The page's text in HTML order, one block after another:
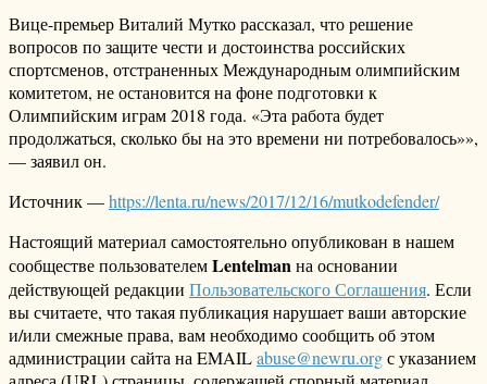
Вице-премьер Виталий Мутко рассказал, что решение
вопросов по защите чести и достоинства российских
спортсменов, отстраненных Международным олимпийским
комитетом, не остановится на фоне подготовки к
Олимпийским играм 2018 года. «Эта работа будет
продолжаться, сколько бы на это времени ни потребовалось»»,
— заявил он.
Источник —https://lenta.ru/news/2017/12/16/mutkodefender/
Настоящий материал самостоятельно опубликован в нашем
сообществе пользователемLentelmanна основании
действующей редакции Пользовательского Соглашения. Если
вы считаете, что такая публикация нарушает ваши авторские
и/или смежные права, вам необходимо сообщить об этом
администрации сайта на EMAILabuse@newru.orgс указанием